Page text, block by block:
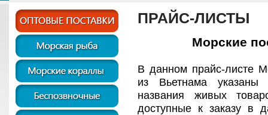
ПРАЙС-ЛИСТЫ
Морские
В данном прайс-листе
из Вьетнама указаны
названия живых
доступные к заказу в